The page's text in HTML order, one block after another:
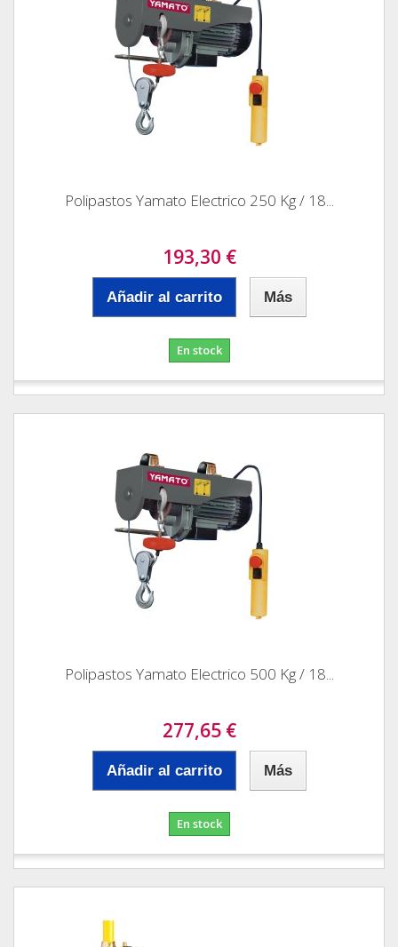
Polipastos Yamato Electrico 250 Kg / 18...
193,30 €
Añadir al carrito Más
En stock
Polipastos Yamato Electrico 500 Kg / 18...
277,65 €
Añadir al carrito Más
En stock